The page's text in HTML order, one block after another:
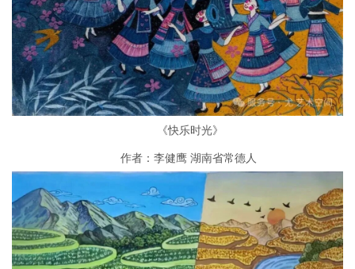
《快乐时光》
作者：李健鹰 湖南省常德人